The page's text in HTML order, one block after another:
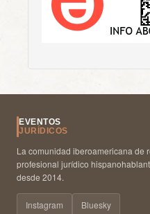
EVENTOS
JURÍDICOS
La comunidad iberoamericana de
profesional jurídico
desde 2014.
Instagram Bluesky